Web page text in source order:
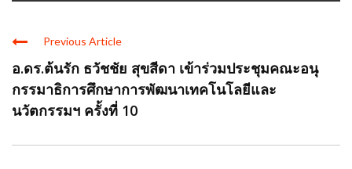
Previous Article
อ.ดร.ต้นรัก ธวัชชัย สุขสีดา เข้าร่วมประชุมคณะอนุ
กรรมาธิการศึกษาการพัฒนาเทคโนโลยีและ
นวัตกรรมฯ ครั้งที่ 10